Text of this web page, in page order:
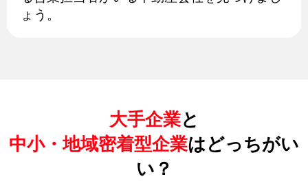
ょう。
大手企業と
中小・地域密着型企業はどっちがい
い？